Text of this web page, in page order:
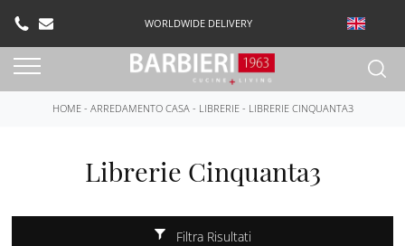
WORLDWIDE DELIVERY
HOME- ARREDAMENTO CASA- LIBRERIE- LIBRERIE CINQUANTA3
Librerie Cinquanta3
Filtra Risultati